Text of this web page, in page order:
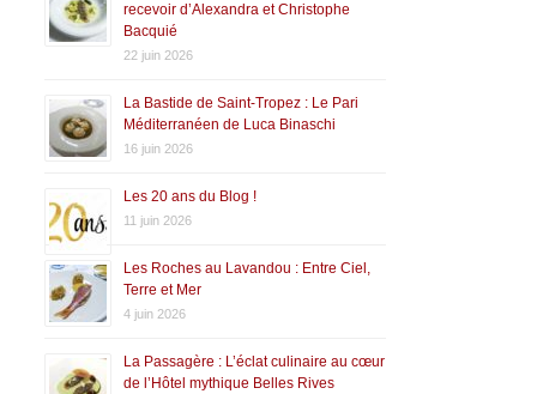
recevoir d’Alexandra et Christophe
Bacquié
22 juin 2026
La Bastide de Saint-Tropez : Le Pari
Méditerranéen de Luca Binaschi
16 juin 2026
Les 20 ans du Blog !
11 juin 2026
Les Roches au Lavandou : Entre Ciel,
Terre et Mer
4 juin 2026
La Passagère : L’éclat culinaire au cœur
de l’Hôtel mythique Belles Rives